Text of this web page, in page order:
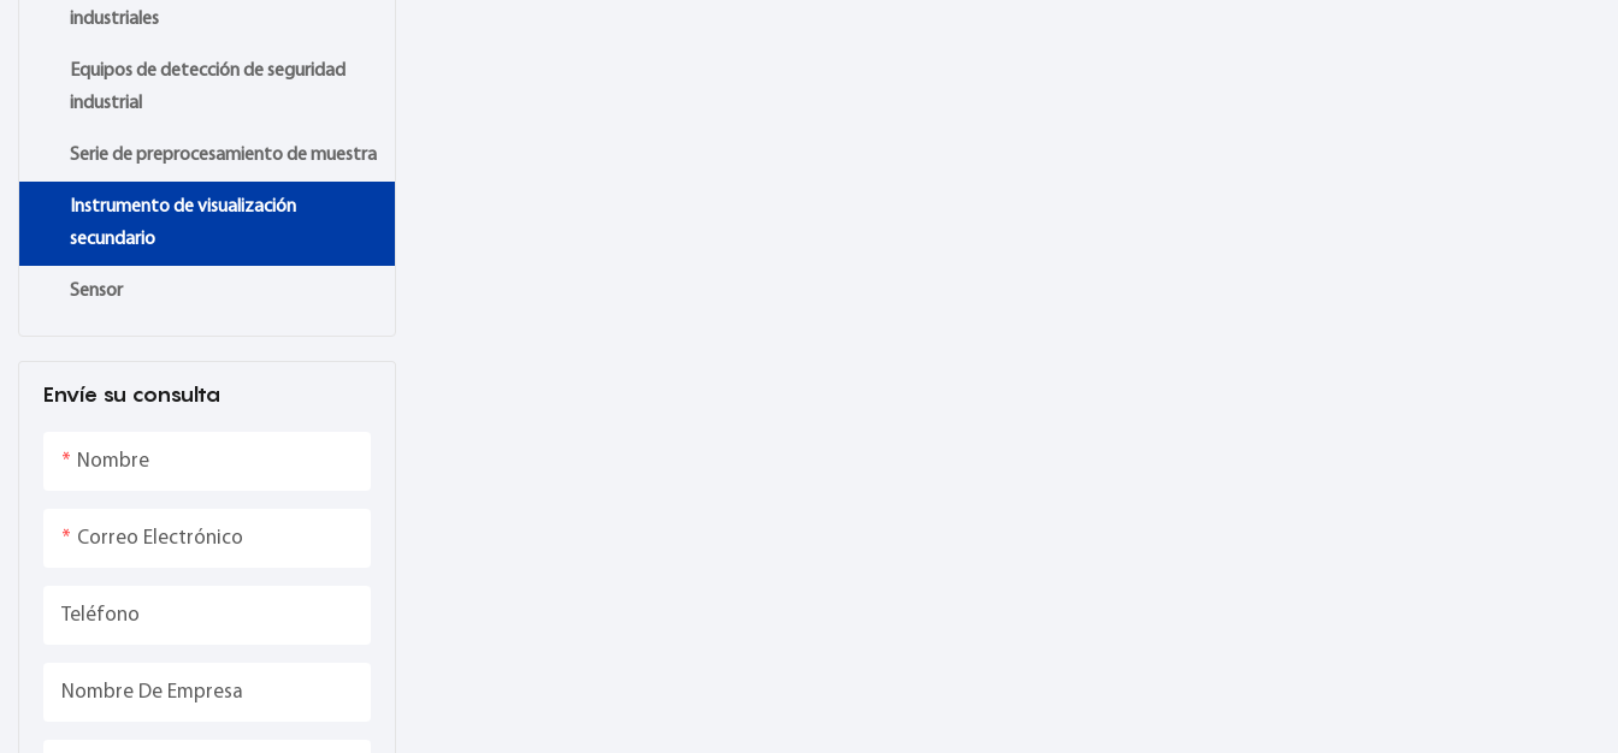
industriales
Equipos de detección de seguridad
industrial
Serie de preprocesamiento de muestra
Instrumento de visualización
secundario
Sensor
Envíe su consulta
Nombre
Correo Electrónico
Teléfono
Nombre De Empresa